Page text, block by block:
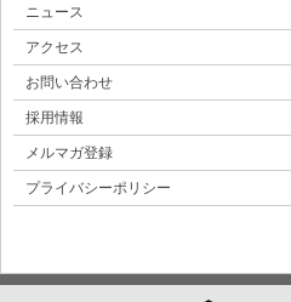
ニュース
アクセス
お問い合わせ
採用情報
メルマガ登録
プライバシーポリシー